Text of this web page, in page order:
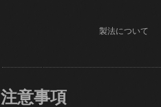
製法について
注意事項